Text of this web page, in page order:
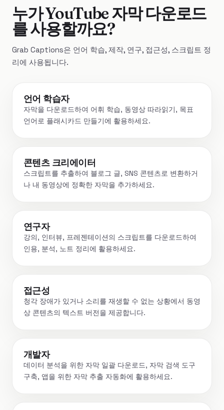
누가 YouTube 자막 다운로드
를 사용할까요?
Grab Captions은 언어 학습, 제작, 연구, 접근성, 스크립트 정
리에 사용됩니다.
언어 학습자
자막을 다운로드하여 어휘 학습, 동영상 따라읽기, 목표
언어로 플래시카드 만들기에 활용하세요.
콘텐츠 크리에이터
스크립트를 추출하여 블로그 글, SNS 콘텐츠로 변환하거
나 내 동영상에 정확한 자막을 추가하세요.
연구자
강의, 인터뷰, 프레젠테이션의 스크립트를 다운로드하여
인용, 분석, 노트 정리에 활용하세요.
접근성
청각 장애가 있거나 소리를 재생할 수 없는 상황에서 동영
상 콘텐츠의 텍스트 버전을 제공합니다.
개발자
데이터 분석을 위한 자막 일괄 다운로드, 자막 검색 도구
구축, 앱을 위한 자막 추출 자동화에 활용하세요.